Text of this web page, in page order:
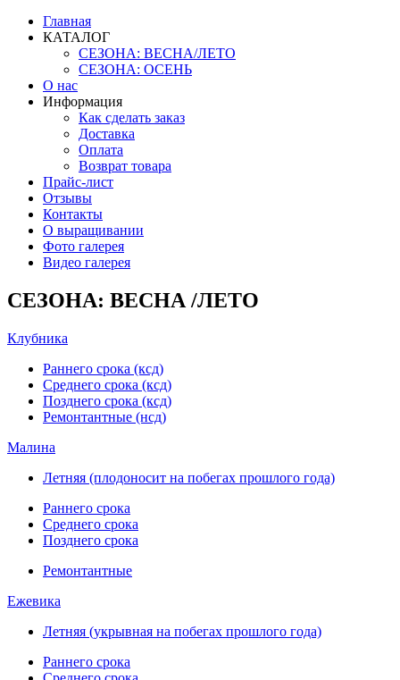
Главная
КАТАЛОГ
СЕЗОНА: ВЕСНА/ЛЕТО
СЕЗОНА: ОСЕНЬ
О нас
Информация
Как сделать заказ
Доставка
Оплата
Возврат товара
Прайс-лист
Отзывы
Контакты
О выращивании
Фото галерея
Видео галерея
СЕЗОНА: ВЕСНА /ЛЕТО
Клубника
Раннего срока (ксд)
Среднего срока (ксд)
Позднего срока (ксд)
Ремонтантные (нсд)
Малина
Летняя (плодоносит на побегах прошлого года)
Раннего срока
Среднего срока
Позднего срока
Ремонтантные
Ежевика
Летняя (укрывная на побегах прошлого года)
Раннего срока